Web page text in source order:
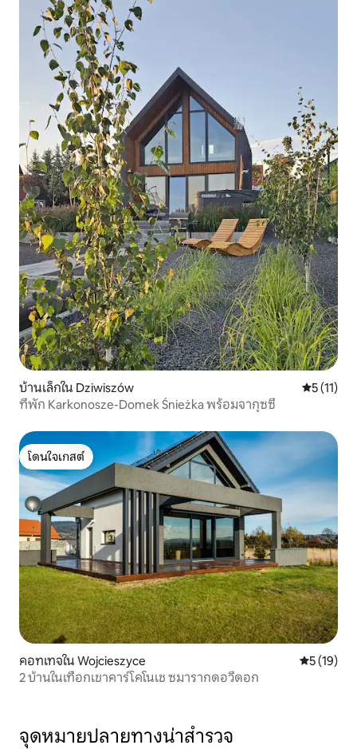
บ้านเล็กใน Dziwiszów คะแนนเฉ
5 (11)
ที่พัก Karkonosze-Domek Śnieżka พร้อมจากุซซี่
โดนใจเกสต์
โดนใจเกสต์
คอทเทจใน Wojcieszyce คะแนนเฉลี่
5 (19)
2 บ้านในเทือกเขาคาร์โคโนเช ซมารากดอวีดอก
จุดหมายปลายทางน่าสำรวจ